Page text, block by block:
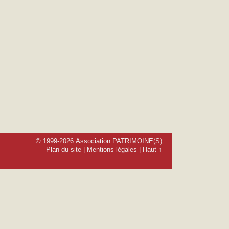
© 1999-2026 Association PATRIMOINE(S)
Plan du site
Mentions légales Haut ↑